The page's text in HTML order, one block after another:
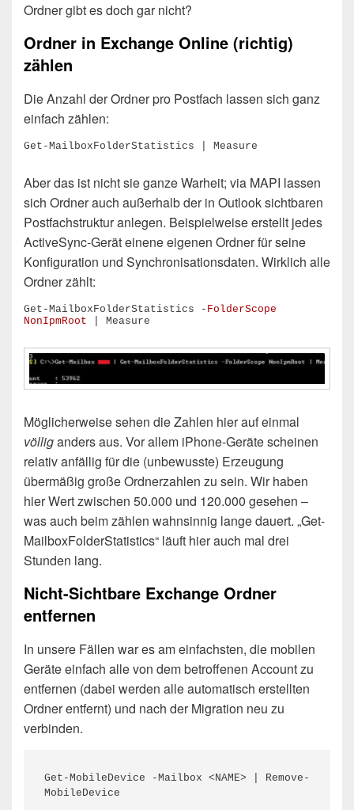
Ordner gibt es doch gar nicht?
Ordner in Exchange Online (richtig)
zählen
Die Anzahl der Ordner pro Postfach lassen sich ganz
einfach zählen:
Get-MailboxFolderStatistics | Measure
Aber das ist nicht sie ganze Warheit; via MAPI lassen
sich Ordner auch außerhalb der in Outlook sichtbaren
Postfachstruktur anlegen. Beispielweise erstellt jedes
ActiveSync-Gerät einene eigenen Ordner für seine
Konfiguration und Synchronisationsdaten. Wirklich alle
Ordner zählt:
Get-MailboxFolderStatistics - FolderScope
NonIpmRoot | Measure
Möglicherweise sehen die Zahlen hier auf einmal
völliganders aus. Vor allem iPhone-Geräte scheinen
relativ anfällig für die (unbewusste) Erzeugung
übermäßig große Ordnerzahlen zu sein. Wir haben
hier Wert zwischen 50.000 und 120.000 gesehen –
was auch beim zählen wahnsinnig lange dauert. „Get-
MailboxFolderStatistics“ läuft hier auch mal drei
Stunden lang.
Nicht-Sichtbare Exchange Ordner
entfernen
In unsere Fällen war es am einfachsten, die mobilen
Geräte einfach alle von dem betroffenen Account zu
entfernen (dabei werden alle automatisch erstellten
Ordner entfernt) und nach der Migration neu zu
verbinden.
Get-MobileDevice -Mailbox <NAME> | Remove-
MobileDevice